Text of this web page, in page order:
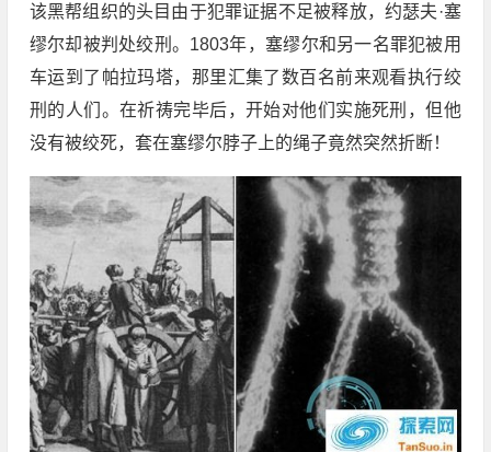
该黑帮组织的头目由于犯罪证据不足被释放，约瑟夫·塞
缪尔却被判处绞刑。1803年，塞缪尔和另一名罪犯被用
车运到了帕拉玛塔，那里汇集了数百名前来观看执行绞
刑的人们。在祈祷完毕后，开始对他们实施死刑，但他
没有被绞死，套在塞缪尔脖子上的绳子竟然突然折断！